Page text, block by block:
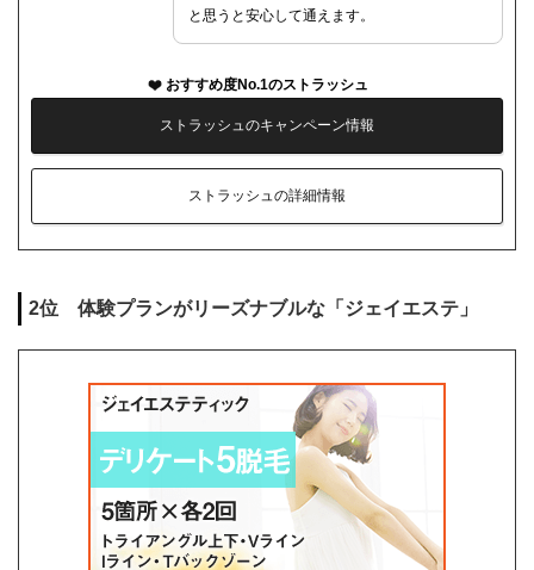
と思うと安心して通えます。
おすすめ度No.1のストラッシュ
ストラッシュのキャンペーン情報
ストラッシュの詳細情報
2位 体験プランがリーズナブルな「ジェイエステ」